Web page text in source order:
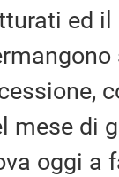
ed il
mese di
oggi a